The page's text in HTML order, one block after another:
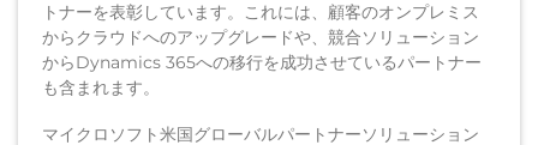
トナーを表彰しています。これには、顧客のオンプレミス
からクラウドへのアップグレードや、競合ソリューション
からDynamics 365への移行を成功させているパートナー
も含まれます。
マイクロソフト米国グローバルパートナーソリューション